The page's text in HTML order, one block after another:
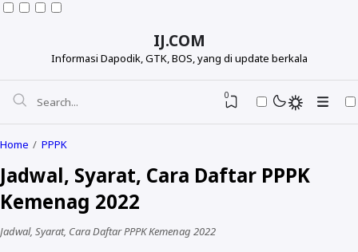
IJ.COM
Informasi Dapodik, GTK, BOS, yang di update berkala
0
Home PPPK
Jadwal, Syarat, Cara Daftar PPPK
Kemenag 2022
Jadwal, Syarat, Cara Daftar PPPK Kemenag 2022